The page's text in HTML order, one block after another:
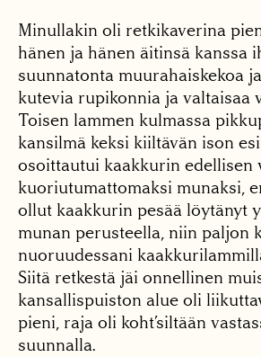
Minullakin oli retkikaverina
hänen ja hänen äitinsä kanssa
suunna­tonta muurahaiskekoa
kutevia rupi­konnia ja valtaisaa
Toisen lammen kulmassa
kansilmä keksi kiiltävän ison
osoittau­tui kaakkurin edellisen
kuoriutumattomak­si munaksi,
ollut kaakkurin pesää löytänyt
munan perusteella, niin paljon
nuoruudessani
Siitä retkestä jäi on­nellinen
kansallispuiston alue oli
pieni, raja oli koht’siltään
suunnalla.